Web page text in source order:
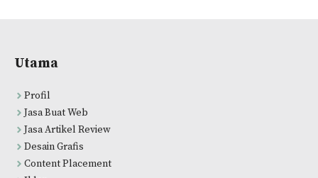
Utama
Profil
Jasa Buat Web
Jasa Artikel Review
Desain Grafis
Content Placement